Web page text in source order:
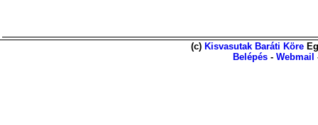
(c) Kisvasutak Baráti Köre
Belépés - Webmail